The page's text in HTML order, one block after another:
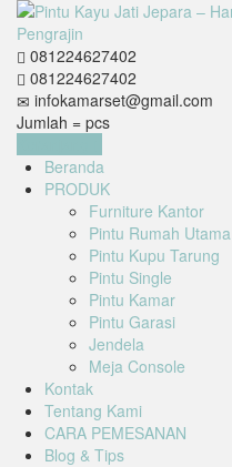
081224627402
081224627402
infokamarset@gmail.com
Jumlah = pcs
Beranda
PRODUK
Furniture Kantor
Pintu Rumah Utama
Pintu Kupu Tarung
Pintu Single
Pintu Kamar
Pintu Garasi
Jendela
Meja Console
Kontak
Tentang Kami
CARA PEMESANAN
Blog & Tips